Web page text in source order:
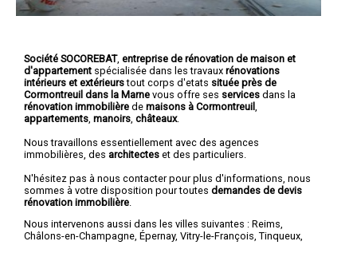
Société SOCOREBAT, entreprise de rénovation de maison et
d'appartement spécialisée dans les travaux rénovations
intérieurs et extérieurstout corps d'etats située près de
Cormontreuil dans la Marne vous offre ses services dans la
rénovation immobilière de maisons à Cormontreuil
appartements manoirs châteaux.
Nous travaillons essentiellement avec des agences
immobilières, des architectes et des particuliers.
N'hésitez pas à nous contacter pour plus d'informations, nous
sommes à votre disposition pour toutes demandes de devis
rénovation immobilière
Nous intervenons aussi dans les villes suivantes : Reims,
Châlons-en-Champagne, Épernay, Vitry-le-François, Tinqueux,